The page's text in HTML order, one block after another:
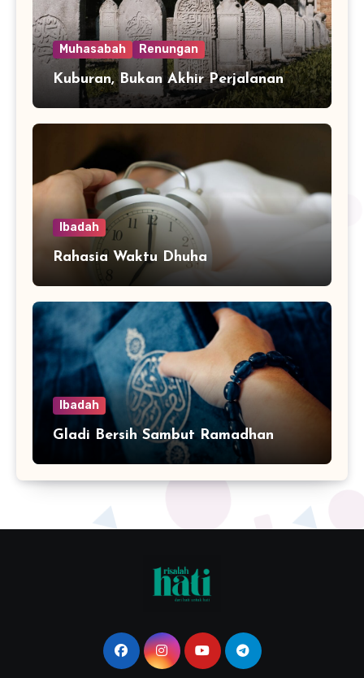
Muhasabah Renungan
Kuburan, Bukan Akhir Perjalanan
Ibadah
Rahasia Waktu Dhuha
Ibadah
Gladi Bersih Sambut Ramadhan